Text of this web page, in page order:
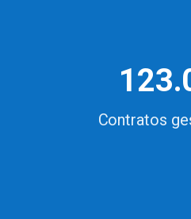
Contratos